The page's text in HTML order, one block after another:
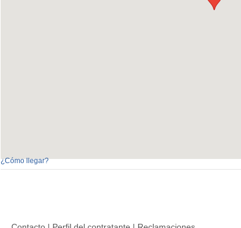
¿Cómo llegar?